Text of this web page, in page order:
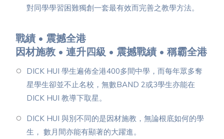
對同學學習困難獨創一套最有效而完善之教學方法。
戰績 • 震撼全港
因材施教 • 連升四級 • 震撼戰績 • 稱霸全港
DICK HUI 學生遍佈全港400多間中學，而每年眾多奪
星學生卻並不止名校，無數BAND 2或3學生亦能在
DICK HUI 教導下取星。
DICK HUI 與別不同的是因材施教，無論根底如何的學
生， 數月間亦能有顯著的大躍進。